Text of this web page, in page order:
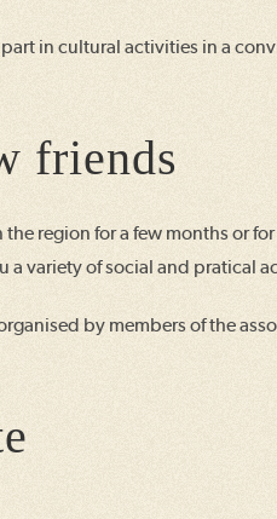
in cultural activities in a
friends
region for a few months or
a variety of social and pratical
by members of the